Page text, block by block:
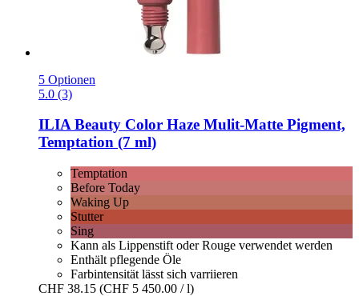
5 Optionen
5.0 (3)
ILIA Beauty Color Haze Mulit-​Matte Pigment,
Temptation (7 ml)
Temptation
Before Today
Waking Up
Stutter
Sing
Kann als Lippenstift oder Rouge verwendet werden
Enthält pflegende Öle
Farbintensität lässt sich varriieren
CHF 38.15 (CHF 5 450.00 / l)